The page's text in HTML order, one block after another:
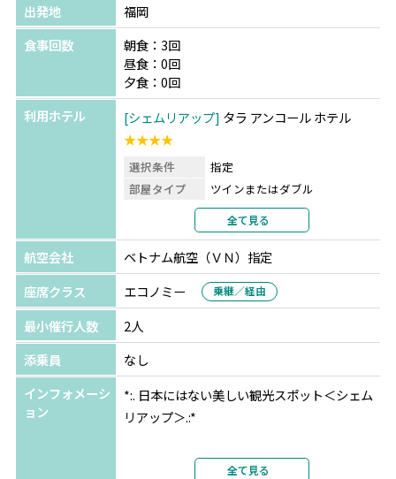
出発地
福岡
食事回数
朝食：3回
昼食：0回
夕食：0回
利用ホテル
シェムリアップ タラ アンコール ホテル
★★★★
選択条件
指定
部屋タイプ
ツインまたはダブル
2名1室利用
部屋カテゴリ
指定なし
全て見る
航空会社
ベトナム航空（ＶＮ）指定
座席クラス
エコノミー 乗継／経由
最小催行人数
2人
添乗員
なし
インフォメーシ
ョン
*:. 日本にはない美しい観光スポット＜シェム
リアップ＞.:*
大自然に囲まれた素晴らしい遺跡群がある街
全て見る